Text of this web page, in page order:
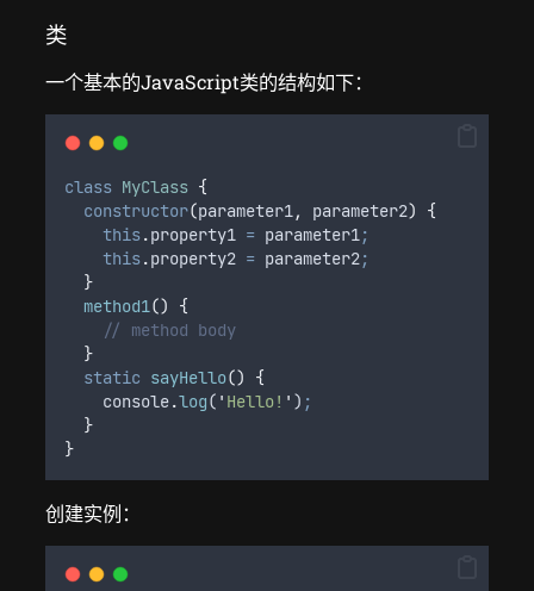
类
一个基本的JavaScript类的结构如下：
class MyClass {
constructor(parameter1, parameter2)
{
this.property1 = parameter1;
this.property2 = parameter2;
}
method1()
{
// method body
}
static sayHello()
{
console.log( ' Hello! ' ) ;
}
}
创建实例：